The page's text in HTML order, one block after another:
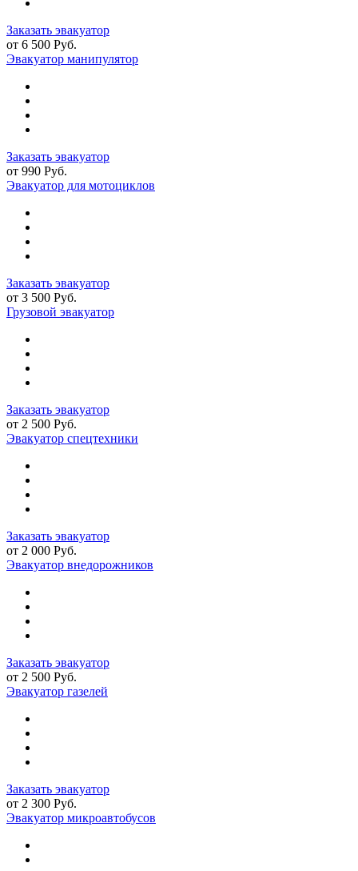
Заказать эвакуатор
от 6 500 Руб.
Эвакуатор манипулятор
Заказать эвакуатор
от 990 Руб.
Эвакуатор для мотоциклов
Заказать эвакуатор
от 3 500 Руб.
Грузовой эвакуатор
Заказать эвакуатор
от 2 500 Руб.
Эвакуатор спецтехники
Заказать эвакуатор
от 2 000 Руб.
Эвакуатор внедорожников
Заказать эвакуатор
от 2 500 Руб.
Эвакуатор газелей
Заказать эвакуатор
от 2 300 Руб.
Эвакуатор микроавтобусов